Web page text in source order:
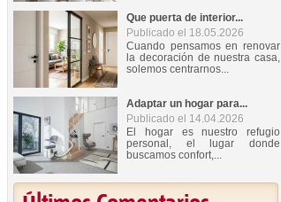
Que puerta de interior...
Publicado el 18.05.2026
Cuando pensamos en renovar
la decoración de nuestra casa,
solemos centrarnos...
Adaptar un hogar para...
Publicado el 14.04.2026
El hogar es nuestro refugio
personal, el lugar donde
buscamos confort,...